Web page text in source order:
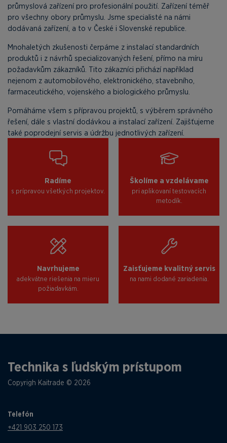
průmyslová zařízení pro profesionální použití. Zařízení téměř
pro všechny obory průmyslu. Jsme specialisté na námi
dodávaná zařízení, a to v České i Slovenské republice.
Mnohaletých zkušenosti čerpáme z instalací standardních
produktů i z návrhů specializovaných řešení, přímo na míru
požadavkům zákazníků. Tito zákazníci přichází například
nejenom z automobilového, elektronického, stavebního,
farmaceutického, vojenského a biologického průmyslu.
Pomáháme všem s přípravou projektů, s výběrem správného
řešení, dále s vlastní dodávkou a instalací zařízení. Zajišťujeme
také poprodejní servis a údržbu jednotlivých zařízení.
Radíme
s prípravou všetkých projektov.
Školíme a vzdelávame
pri aplikovaní testovacích
metodík.
Navrhujeme
adekvátne riešenia na mieru
požiadavkám.
Zaisťujeme kvalitný servis
na nami dodané zariadenia.
Technika s ľudským prístupom
Copyrigh Kaitrade © 2026
Telefón
+421 903 250 173